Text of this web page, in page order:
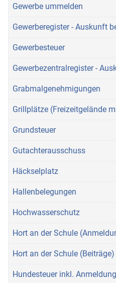
Gewerbe ummelden
Gewerberegister - Auskunft
Gewerbesteuer
Gewerbezentralregister -
Grabmalgenehmigungen
Grillplätze (Freizeitgelände
Grundsteuer
Gutachterausschuss
Häckselplatz
Hallenbelegungen
Hochwasserschutz
Hort an der Schule
Hort an der Schule (Beiträge)
Hundesteuer inkl. Anmeldung